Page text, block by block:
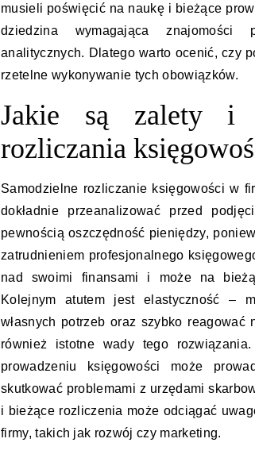
musieli poświęcić na naukę i bieżące
dziedzina wymagająca znajomości
analitycznych. Dlatego warto ocenić, czy
rzetelne wykonywanie tych obowiązków.
Jakie są zalety i
rozliczania
Samodzielne rozliczanie księgowości w
dokładnie przeanalizować przed
pewnością oszczędność pieniędzy,
zatrudnieniem profesjonalnego
nad swoimi finansami i może na
Kolejnym atutem jest elastyczność –
własnych potrzeb oraz szybko
również istotne wady tego
prowadzeniu księgowości może
skutkować problemami z urzędami
i bieżące rozliczenia może odciągać
firmy, takich jak rozwój czy marketing.